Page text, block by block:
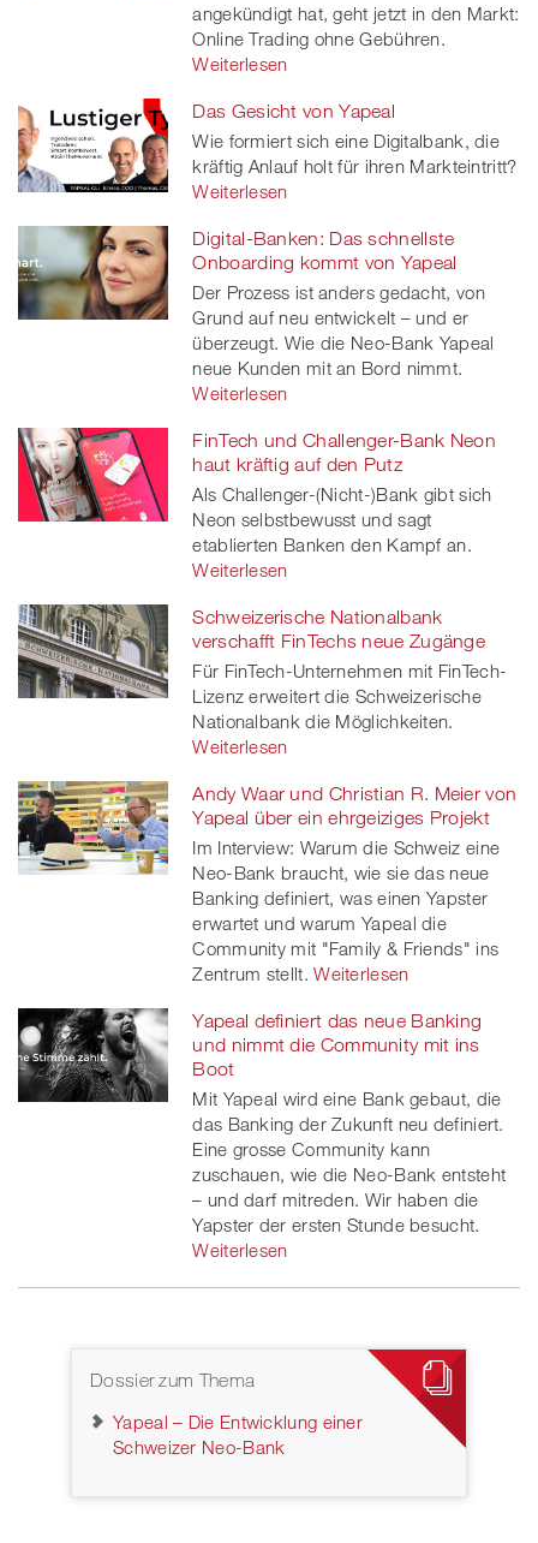
angekündigt hat, geht jetzt in den Markt:
Online Trading ohne Gebühren.
Weiterlesen
Das Gesicht von Yapeal
Wie formiert sich eine Digitalbank, die
kräftig Anlauf holt für ihren Markteintritt?
Weiterlesen
Digital-Banken: Das schnellste
Onboarding kommt von Yapeal
Der Prozess ist anders gedacht, von
Grund auf neu entwickelt – und er
überzeugt. Wie die Neo-Bank Yapeal
neue Kunden mit an Bord nimmt.
Weiterlesen
FinTech und Challenger-Bank Neon
haut kräftig auf den Putz
Als Challenger-(Nicht-)Bank gibt sich
Neon selbstbewusst und sagt
etablierten Banken den Kampf an.
Weiterlesen
Schweizerische Nationalbank
verschafft FinTechs neue Zugänge
Für FinTech-Unternehmen mit FinTech-
Lizenz erweitert die Schweizerische
Nationalbank die Möglichkeiten.
Weiterlesen
Andy Waar und Christian R. Meier von
Yapeal über ein ehrgeiziges Projekt
Im Interview: Warum die Schweiz eine
Neo-Bank braucht, wie sie das neue
Banking definiert, was einen Yapster
erwartet und warum Yapeal die
Community mit "Family & Friends" ins
Zentrum stellt. Weiterlesen
Yapeal definiert das neue Banking
und nimmt die Community mit ins
Boot
Mit Yapeal wird eine Bank gebaut, die
das Banking der Zukunft neu definiert.
Eine grosse Community kann
zuschauen, wie die Neo-Bank entsteht
– und darf mitreden. Wir haben die
Yapster der ersten Stunde besucht.
Weiterlesen
Dossier zum Thema
Yapeal – Die Entwicklung einer
Schweizer Neo-Bank